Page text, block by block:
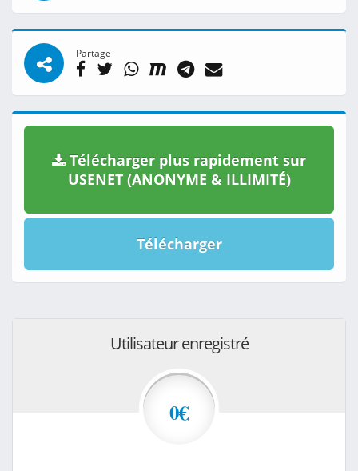
Partage
Télécharger plus rapidement sur
USENET (ANONYME & ILLIMITÉ)
Télécharger
Utilisateur enregistré
0€